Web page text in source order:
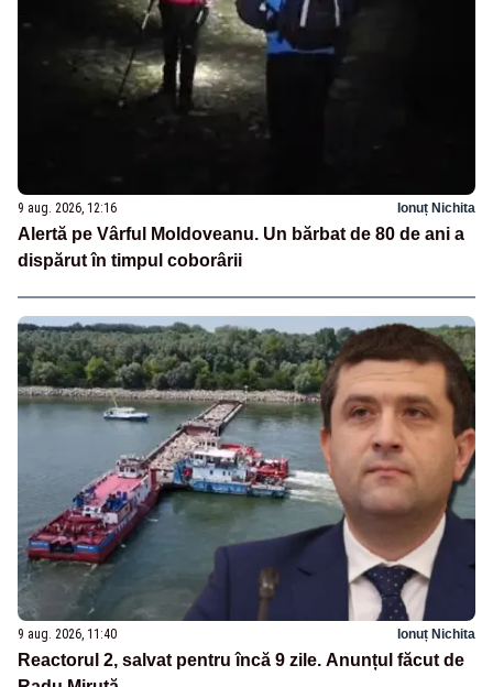
9 aug. 2026, 12:16 Ionuț Nichita
Alertă pe Vârful Moldoveanu. Un bărbat de 80 de ani a
dispărut în timpul coborârii
9 aug. 2026, 11:40 Ionuț Nichita
Reactorul 2, salvat pentru încă 9 zile. Anunțul făcut de